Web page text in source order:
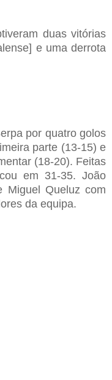
duas vitórias
e uma derrota
por quatro golos
parte (13-15) e
(18-20). Feitas
em 31-35. João
Miguel Queluz com
da equipa.